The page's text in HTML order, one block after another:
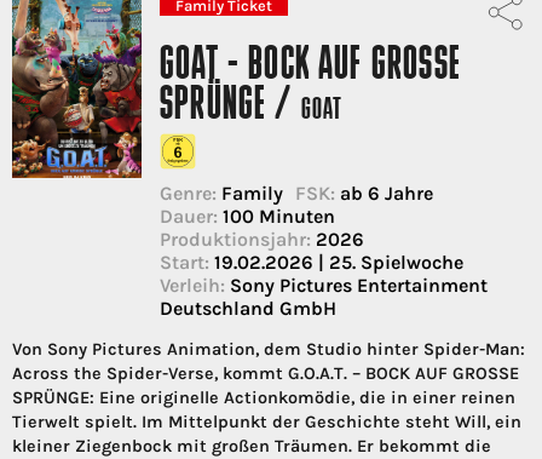
Family Ticket
GOAT - BOCK AUF GROSSE S
PRÜNGE / GOAT
Genre: Family FSK: ab 6 Jahre
Dauer: 100 Minuten
Produktionsjahr: 2026
Start: 19.02.2026 | 25. Spielwoche
Verleih: Sony Pictures Entertainment
Deutschland GmbH
Von Sony Pictures Animation, dem Studio hinter Spider-Man:
Across the Spider-Verse, kommt G.O.A.T. – BOCK AUF GROSSE
SPRÜNGE: Eine originelle Actionkomödie, die in einer reinen
Tierwelt spielt. Im Mittelpunkt der Geschichte steht Will, ein
kleiner Ziegenbock mit großen Träumen. Er bekommt die